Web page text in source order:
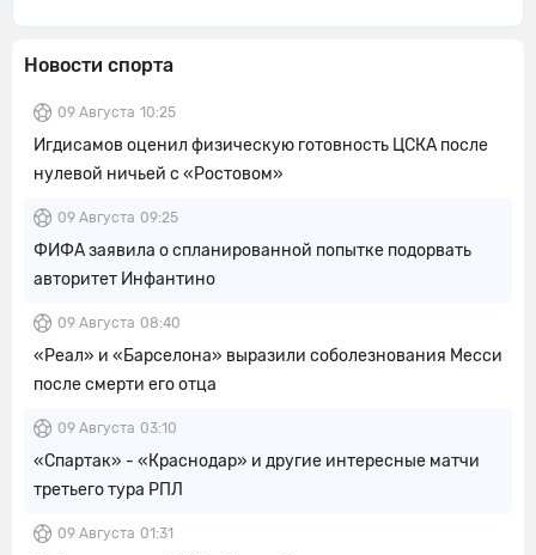
Новости спорта
09 Августа 10:25
Игдисамов оценил физическую готовность ЦСКА после
нулевой ничьей с «Ростовом»
09 Августа 09:25
ФИФА заявила о спланированной попытке подорвать
авторитет Инфантино
09 Августа 08:40
«Реал» и «Барселона» выразили соболезнования Месси
после смерти его отца
09 Августа 03:10
«Спартак» - «Краснодар» и другие интересные матчи
третьего тура РПЛ
09 Августа 01:31